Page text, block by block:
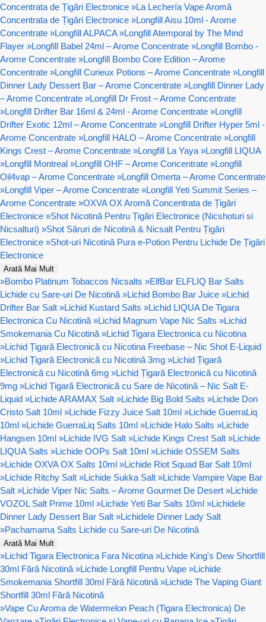
Concentrata de Țigări Electronice »La Lechería Vape Aromă
Concentrata de Țigări Electronice »Longfill Aisu 10ml - Arome
Concentrate »Longfill ALPACA »Longfill Atemporal by The Mind
Flayer »Longfill Babel 24ml – Arome Concentrate »Longfill Bombo -
Arome Concentrate »Longfill Bombo Core Edition – Arome
Concentrate »Longfill Curieux Potions – Arome Concentrate »Longfill
Dinner Lady Dessert Bar – Arome Concentrate »Longfill Dinner Lady
– Arome Concentrate »Longfill Dr Frost – Arome Concentrate
»Longfill Drifter Bar 16ml & 24ml - Arome Concentrate »Longfill
Drifter Exotic 12ml – Arome Concentrate »Longfill Drifter Hyper 5ml -
Arome Concentrate »Longfill HALO – Arome Concentrate »Longfill
Kings Crest – Arome Concentrate »Longfill La Yaya »Longfill LIQUA
»Longfill Montreal »Longfill OHF – Arome Concentrate »Longfill
Oil4vap – Arome Concentrate »Longfill Omerta – Arome Concentrate
»Longfill Viper – Arome Concentrate »Longfill Yeti Summit Series –
Arome Concentrate »OXVA OX Aromă Concentrata de Țigări
Electronice »Shot Nicotină Pentru Țigări Electronice (Nicshoturi si
Nicsalturi) »Shot Săruri de Nicotină & Nicsalt Pentru Țigări
Electronice »Shot-uri Nicotină Pura e-Potion Pentru Lichide De Țigări
Electronice
Arată Mai Mult
»Bombo Platinum Tobaccos Nicsalts »ElfBar ELFLIQ Bar Salts
Lichide cu Sare-uri De Nicotină »Lichid Bombo Bar Juice »Lichid
Drifter Bar Salt »Lichid Kustard Salts »Lichid LIQUA De Tigara
Electronica Cu Nicotină »Lichid Magnum Vape Nic Salts »Lichid
Smokemania Cu Nicotină »Lichid Tigara Electronica cu Nicotina
»Lichid Țigară Electronică cu Nicotina Freebase – Nic Shot E-Liquid
»Lichid Țigară Electronică cu Nicotină 3mg »Lichid Țigară
Electronică cu Nicotină 6mg »Lichid Țigară Electronică cu Nicotină
9mg »Lichid Țigară Electronică cu Sare de Nicotină – Nic Salt E-
Liquid »Lichide ARAMAX Salt »Lichide Big Bold Salts »Lichide Don
Cristo Salt 10ml »Lichide Fizzy Juice Salt 10ml »Lichide GuerraLiq
10ml »Lichide GuerraLiq Salts 10ml »Lichide Halo Salts »Lichide
Hangsen 10ml »Lichide IVG Salt »Lichide Kings Crest Salt »Lichide
LIQUA Salts »Lichide OOPs Salt 10ml »Lichide OSSEM Salts
»Lichide OXVA OX Salts 10ml »Lichide Riot Squad Bar Salt 10ml
»Lichide Ritchy Salt »Lichide Sukka Salt »Lichide Vampire Vape Bar
Salt »Lichide Viper Nic Salts – Arome Gourmet De Desert »Lichide
VOZOL Salt Prime 10ml »Lichide Yeti Bar Salts 10ml »Lichidele
Dinner Lady Dessert Bar Salt »Lichidele Dinner Lady Salt
»Pachamama Salts Lichide cu Sare-uri De Nicotină
Arată Mai Mult
»Lichid Tigara Electronica Fara Nicotina »Lichide King's Dew Shortfill
30ml Fără Nicotină »Lichide Longfill Pentru Vape »Lichide
Smokemania Shortfill 30ml Fără Nicotină »Lichide The Vaping Giant
Shortfill 30ml Fără Nicotină
»Vape Cu Aroma de Watermelon Peach (Tigara Electronica) De